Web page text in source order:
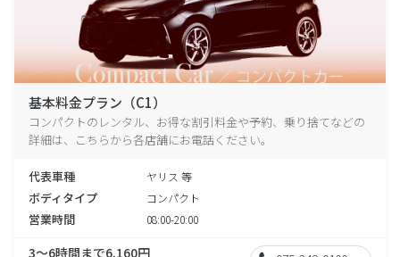
基本料金プラン（C1）
コンパクトのレンタル、お得な割引料金や予約、乗り捨てなどの
詳細は、こちらから各店舗にお電話ください。
代表車種 ヤリス 等
ボディタイプ コンパクト
営業時間 08:00-20:00
3～6時間まで6,160円